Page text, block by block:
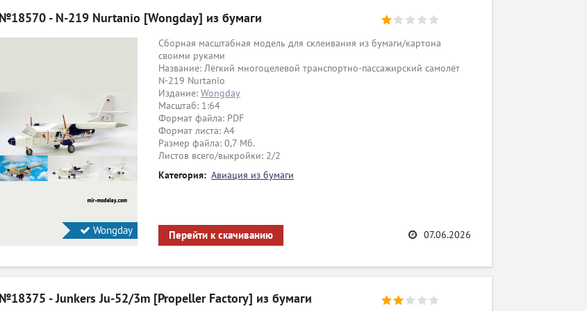
№18570 - N-219 Nurtanio [Wongday] из бумаги
Wongday
Сборная масштабная модель для склеивания из бумаги/картона
своими руками
Название: Лёгкий многоцелевой транспортно-пассажирский самолёт
N-219 Nurtanio
Издание: Wongday
Масштаб: 1:64
Формат файла: PDF
Формат листа: А4
Размер файла: 0,7 Мб.
Листов всего/выкройки: 2/2
Категория: Авиация из бумаги
Перейти к скачиванию 07.06.2026
№18375 - Junkers Ju-52/3m [Propeller Factory] из бумаги